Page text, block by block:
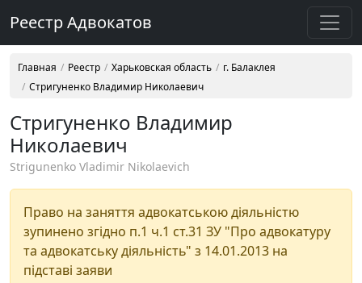
Реестр Адвокатов
Главная Реестр Харьковская область
г. Балаклея
Стригуненко Владимир Николаевич
Стригуненко Владимир
Николаевич
Strigunenko Vladimir Nikolaevich
Право на заняття адвокатською діяльністю
зупинено згідно п.1 ч.1 ст.31 ЗУ "Про адвокатуру
та адвокатську діяльність" з 14.01.2013 на
підставі заяви